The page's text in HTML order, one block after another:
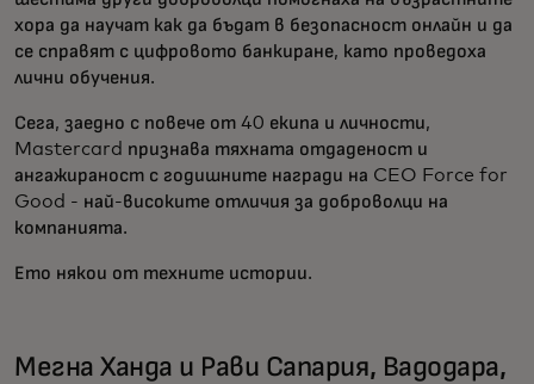
хора да научат как да бъдат в безопасност онлайн и да
се справят с цифровото банкиране, като проведоха
лични обучения.
Сега, заедно с повече от 40 екипа и личности,
Mastercard признава тяхната отдаденост и
ангажираност с годишните награди на CEO Force for
Good - най-високите отличия за доброволци на
компанията.
Ето някои от техните истории.
Мегна Ханда и Рави Сапария, Вадодара,